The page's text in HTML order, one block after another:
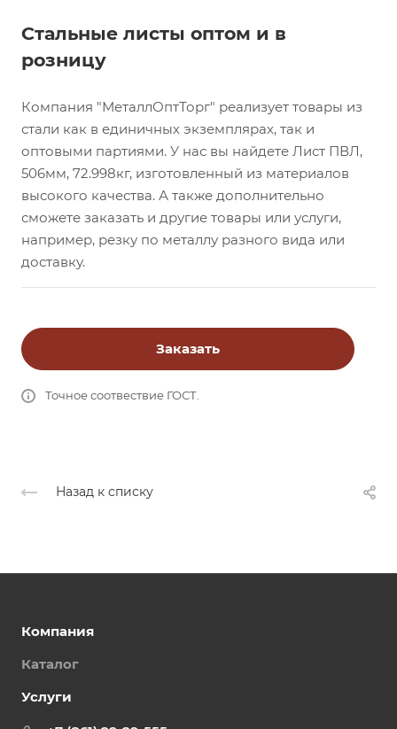
Стальные листы оптом и в
розницу
Компания "МеталлОптТорг" реализует товары из
стали как в единичных экземплярах, так и
оптовыми партиями. У нас вы найдете Лист ПВЛ,
506мм, 72.998кг, изготовленный из материалов
высокого качества. А также дополнительно
сможете заказать и другие товары или услуги,
например, резку по металлу разного вида или
доставку.
Заказать
Точное соотвествие ГОСТ.
Назад к списку
Компания
Каталог
Услуги